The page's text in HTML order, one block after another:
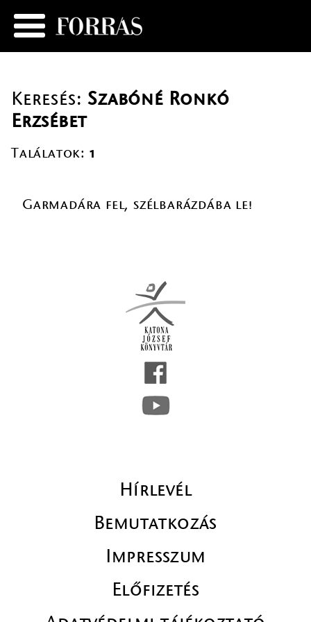
Keresés:Szabóné Ronkó
Erzsébet
Találatok: 1
Garmadára fel, szélbarázdába le!
Hírlevél
Bemutatkozás
Impresszum
Előfizetés